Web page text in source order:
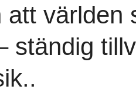
att världen
ständig